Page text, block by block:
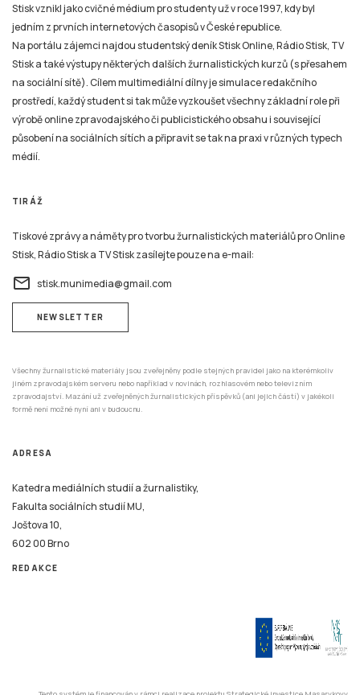
Stisk vznikl jako cvičné médium pro studenty už v roce 1997, kdy byl
jedním z prvních internetových časopisů v České republice.
Na portálu zájemci najdou studentský deník Stisk Online, Rádio Stisk, TV
Stisk a také výstupy některých dalších žurnalistických kurzů (s přesahem
na sociální sítě). Cílem multimediální dílny je simulace redakčního
prostředí, každý student si tak může vyzkoušet všechny základní role při
výrobě online zpravodajského či publicistického obsahu i související
působení na sociálních sítích a připravit se tak na praxi v různých typech
médií.
TIRÁŽ
Tiskové zprávy a náměty pro tvorbu žurnalistických materiálů pro Online
Stisk, Rádio Stisk a TV Stisk zasílejte pouze na e-mail:
email stisk.munimedia@gmail.com
NEWSLETTER
Všechny žurnalistické materiály jsou zveřejněny podle stejných pravidel jako na kterémkoliv
jiném zpravodajském serveru nebo například v novinách, rozhlasovém nebo televizním
zpravodajství. Mazání už zveřejněných žurnalistických příspěvků (ani jejich částí) v jakékoli
formě není možné nyní ani v budoucnu.
ADRESA
Katedra mediálních studií a žurnalistiky,
Fakulta sociálních studií MU,
Joštova 10,
602 00 Brno
REDAKCE